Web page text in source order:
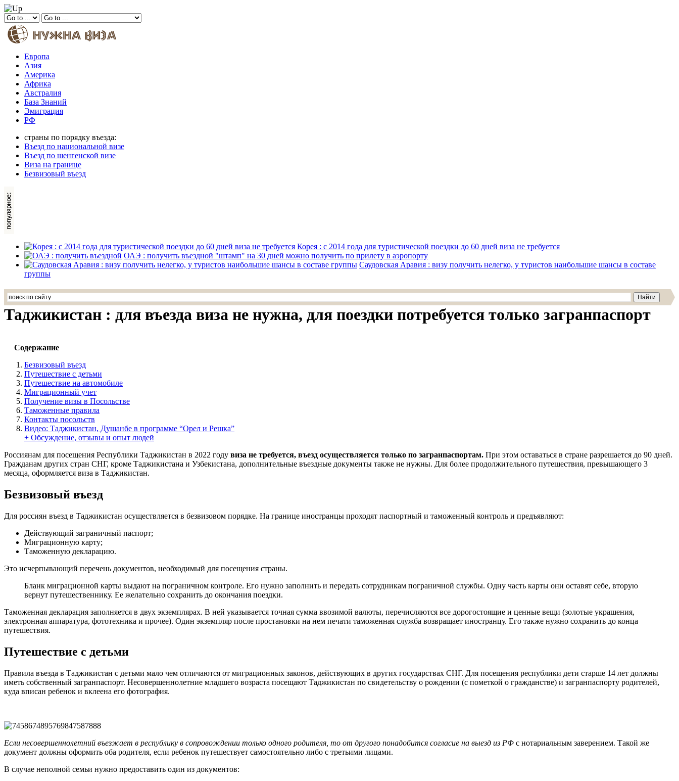
Европа
Азия
Америка
Африка
Австралия
База Знаний
Эмиграция
РФ
страны по порядку въезда:
Въезд по национальной визе
Въезд по шенгенской визе
Виза на границе
Безвизовый въезд
Корея : с 2014 года для туристической поездки до 60 дней виза не требуется
ОАЭ : получить въездной "штамп" на 30 дней можно получить по прилету в аэропорту
Саудовская Аравия : визу получить нелегко, у туристов наибольшие шансы в составе
группы
Таджикистан : для въезда виза не нужна, для поездки потребуется только загранпаспорт
Содержание
Безвизовый въезд
Путешествие с детьми
Путешествие на автомобиле
Миграционный учет
Получение визы в Посольстве
Таможенные правила
Контакты посольств
Видео: Таджикистан, Душанбе в программе “Орел и Решка”
+ Обсуждение, отзывы и опыт людей
Россиянам для посещения Республики Таджикистан в 2022 году виза не требуется, въезд осуществляется только по загранпаспортам. При этом оставаться в стране разрешается до 90 дней.
Гражданам других стран СНГ, кроме Таджикистана и Узбекистана, дополнительные въездные документы также не нужны. Для более продолжительного путешествия, превышающего 3
месяца, оформляется виза в Таджикистан.
Безвизовый въезд
Для россиян въезд в Таджикистан осуществляется в безвизовом порядке. На границе иностранцы проходят паспортный и таможенный контроль и предъявляют:
Действующий заграничный паспорт;
Миграционную карту;
Таможенную декларацию.
Это исчерпывающий перечень документов, необходимый для посещения страны.
Бланк миграционной карты выдают на пограничном контроле. Его нужно заполнить и передать сотрудникам пограничной службы. Одну часть карты они оставят себе, вторую
вернут путешественнику. Ее желательно сохранить до окончания поездки.
Таможенная декларация заполняется в двух экземплярах. В ней указывается точная сумма ввозимой валюты, перечисляются все дорогостоящие и ценные вещи (золотые украшения,
электронная аппаратура, фототехника и прочее). Один экземпляр после простановки на нем печати таможенная служба возвращает иностранцу. Его также нужно сохранить до конца
путешествия.
Путешествие с детьми
Правила въезда в Таджикистан с детьми мало чем отличаются от миграционных законов, действующих в других государствах СНГ. Для посещения республики дети старше 14 лет должны
иметь собственный загранпаспорт. Несовершеннолетние младшего возраста посещают Таджикистан по свидетельству о рождении (с пометкой о гражданстве) и загранпаспорту родителей,
куда вписан ребенок и вклеена его фотография.
Если несовершеннолетний въезжает в республику в сопровождении только одного родителя, то от другого понадобится согласие на выезд из РФ с нотариальным заверением. Такой же
документ должны оформить оба родителя, если ребенок путешествует самостоятельно либо с третьими лицами.
В случае неполной семьи нужно предоставить один из документов: